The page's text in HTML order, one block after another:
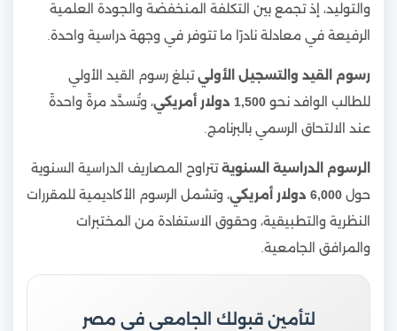
والتوليد، إذ تجمع بين التكلفة المنخفضة والجودة العلمية
الرفيعة في معادلة نادرًا ما تتوفر في وجهة دراسية واحدة.
رسوم القيد والتسجيل الأوليتبلغ رسوم القيد الأولي
للطالب الوافد نحو 1,500 دولار أمريكي
، وتُسدَّد مرةً واحدةً
عند الالتحاق الرسمي بالبرنامج.
الرسوم الدراسية السنويةتتراوح المصاريف الدراسية السنوية
حول 6,000 دولار أمريكي
، وتشمل الرسوم الأكاديمية للمقررات
النظرية والتطبيقية، وحقوق الاستفادة من المختبرات
والمرافق الجامعية.
لتأمين قبولك الجامعي في مصر